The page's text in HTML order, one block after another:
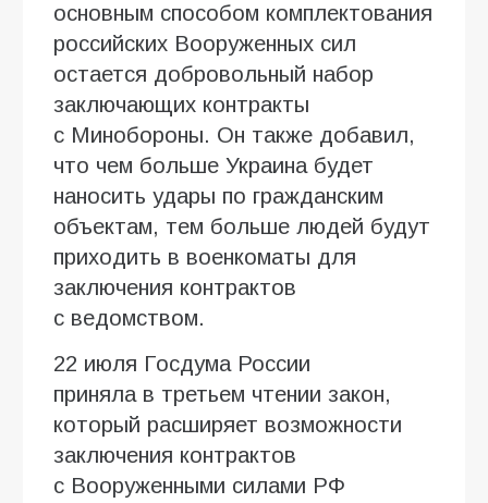
основным способом комплектования
российских Вооруженных сил
остается добровольный набор
заключающих контракты
с Минобороны. Он также добавил,
что чем больше Украина будет
наносить удары по гражданским
объектам, тем больше людей будут
приходить в военкоматы для
заключения контрактов
с ведомством.
22 июля Госдума России
приняла в третьем чтении закон,
который расширяет возможности
заключения контрактов
с Вооруженными силами РФ